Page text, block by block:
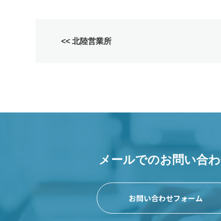
<< 北陸営業所
メールでのお問い合
お問い合わせフォーム